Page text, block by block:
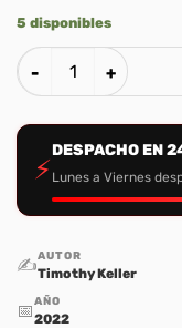
5 disponibles
Amar La Ciudad
⚡
DESPACHO EN
Lunes a Viernes
✍️AUTOR
Timothy Keller
📅AÑO
2022